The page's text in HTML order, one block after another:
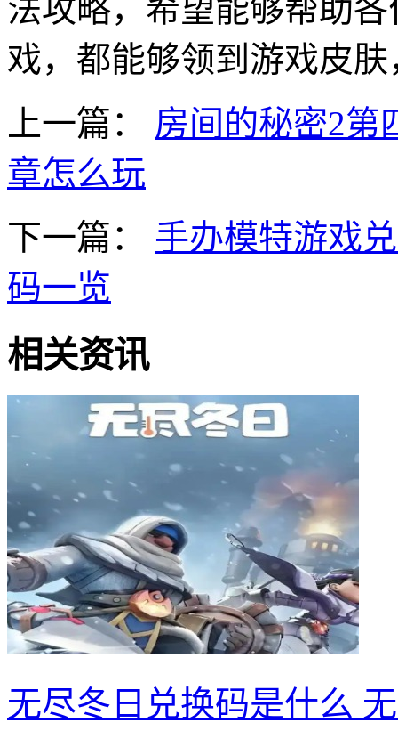
法攻略，希望能够帮助
戏，都能够领到游戏皮
上一篇：
房间的秘密2第
章怎么玩
下一篇：
手办模特游戏
码一览
相关资讯
无尽冬日兑换码是什么